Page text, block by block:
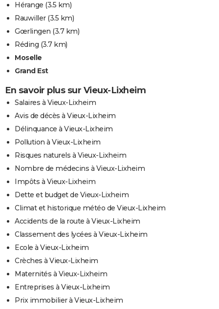
Hérange (3.5 km)
Rauwiller(3.5 km)
Gœrlingen (3.7 km)
Réding (3.7 km)
Moselle
Grand Est
En savoir plus sur Vieux-Lixheim
Salaires à Vieux-Lixheim
Avis de décès à Vieux-Lixheim
Délinquance à Vieux-Lixheim
Pollution à Vieux-Lixheim
Risques naturels à Vieux-Lixheim
Nombre de médecins à Vieux-Lixheim
Impôts à Vieux-Lixheim
Dette et budget de Vieux-Lixheim
Climat et historique météo de Vieux-Lixheim
Accidents de la route à Vieux-Lixheim
Classement des lycées à Vieux-Lixheim
Ecole à Vieux-Lixheim
Crèches à Vieux-Lixheim
Maternités à Vieux-Lixheim
Entreprises à Vieux-Lixheim
Prix immobilier à Vieux-Lixheim